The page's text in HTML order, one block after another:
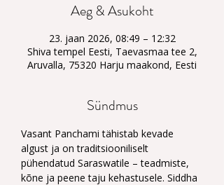
Aeg & Asukoht
23. jaan 2026, 08:49 – 12:32
Shiva tempel Eesti, Taevasmaa tee 2,
Aruvalla, 75320 Harju maakond, Eesti
Sündmus
Vasant Panchami tähistab kevade
algust ja on traditsiooniliselt
pühendatud Saraswatile – teadmiste,
kõne ja peene taju kehastusele. Siddha